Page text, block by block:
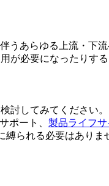
あらゆる上流・下
が必要になったりす
してみてください
ポート、 製品ライフ
られる必要はありま